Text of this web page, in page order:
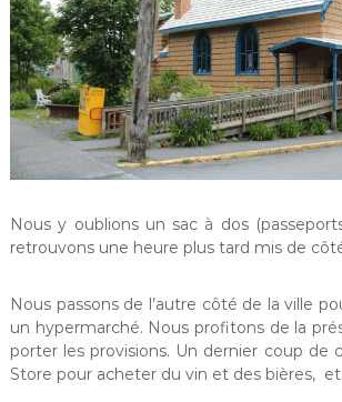
Nous y oublions un sac à dos
retrouvons une heure plus tard mis de
Nous passons de l’autre côté de la ville
un hypermarché. Nous profitons de la
porter les provisions. Un dernier coup de
Store pour acheter du vin et des bières, et